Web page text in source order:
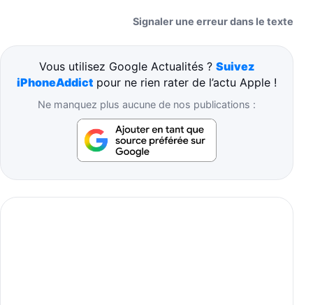
Signaler une erreur dans le texte
Vous utilisez Google Actualités ? Suivez
iPhoneAddict pour ne rien rater de l’actu Apple !
Ne manquez plus aucune de nos publications :